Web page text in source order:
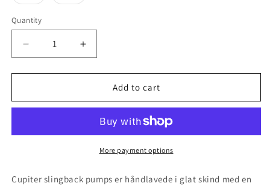
or
unavailable
Quantity
Decrease
quantity
for
-
Increase
quantity
for
Cupiter
-
Pink
Add to cart
More payment options
Cupiter slingback pumps er håndlavede i glat skind med en